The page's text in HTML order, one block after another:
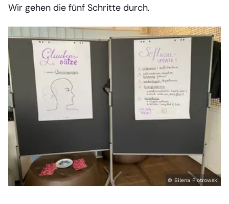
Wir gehen die fünf Schritte durch.
© Silena Piotrowski